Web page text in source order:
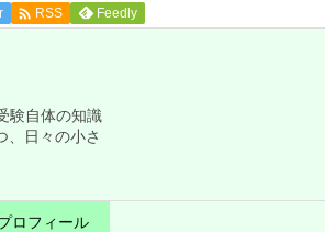
験自体の知識
、日々の小さ
ロフィール
 RSS Feedly